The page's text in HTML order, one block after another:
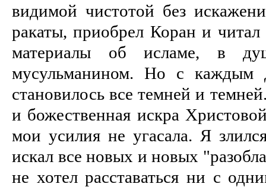
видимой чистотой без
ракаты, приобрел Коран и
материалы об исламе, в
мусульманином. Но с
становилось все темней и
и божественная искра
мои усилия не угасала. Я
искал все новых и новых
не хотел расставаться ни с